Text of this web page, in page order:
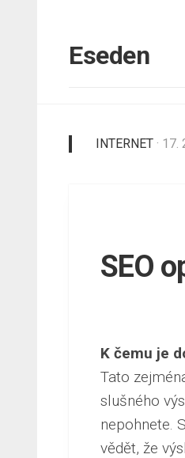
Eseden
INTERNET · 17.
SEO
K čemu je
Tato
slušného
nepohnete.
vědět, že